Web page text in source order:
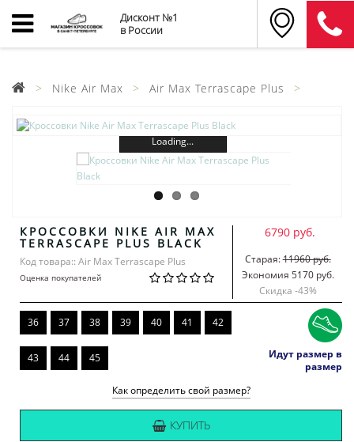
Дисконт №1
в России
Nike Air Max Air Max Terrascape Plus
Loading...
КРОССОВКИ NIKE AIR MAX
TERRASCAPE PLUS BLACK
Код товара:: Air Max Terrascape Plus
Оценка покупателей
6790 руб.
Старая:11960 руб.
Экономия 5170 руб.
Скидка -43%
36 37 38 39 40 41 42
43 44 45
Идут размер в
размер
Как определить свой размер?
КУПИТЬ